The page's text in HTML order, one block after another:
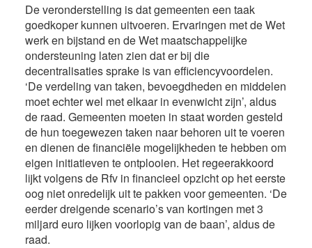
De veronderstelling is dat gemeenten een taak
goedkoper kunnen uitvoeren. Ervaringen met de Wet
werk en bijstand en de Wet maatschappelijke
ondersteuning laten zien dat er bij die
decentralisaties sprake is van efficiencyvoordelen.
‘De verdeling van taken, bevoegdheden en middelen
moet echter wel met elkaar in evenwicht zijn’, aldus
de raad. Gemeenten moeten in staat worden gesteld
de hun toegewezen taken naar behoren uit te voeren
en dienen de financiële mogelijkheden te hebben om
eigen initiatieven te ontplooien. Het regeerakkoord
lijkt volgens de Rfv in financieel opzicht op het eerste
oog niet onredelijk uit te pakken voor gemeenten. ‘De
eerder dreigende scenario’s van kortingen met 3
miljard euro lijken voorlopig van de baan’, aldus de
raad.